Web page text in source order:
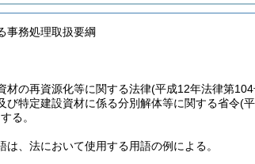
事務処理取扱要綱
材の再資源化等に関する法律(平成12年法律第
び特定建設資材に係る分別解体等に関する省令(
る。
は、法において使用する用語の例による。